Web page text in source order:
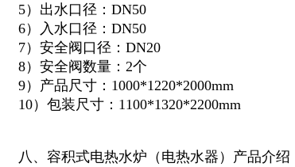
5）出水口径：DN50
6）入水口径：DN50
7）安全阀口径：DN20
8）安全阀数量：2个
9）产品尺寸：1000*1220*2000mm
10）包装尺寸：1100*1320*2200mm
八、容积式电热水炉（电热水器）产品介绍